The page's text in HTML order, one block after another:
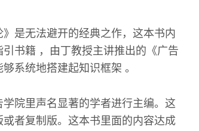
是无法避开的经典之作，这本书内
书籍 ，由丁教授主讲推出的《广告
系统地搭建起知识框架 。
院里声名显著的学者进行主编。这
者复制版。这本书里面的内容达成